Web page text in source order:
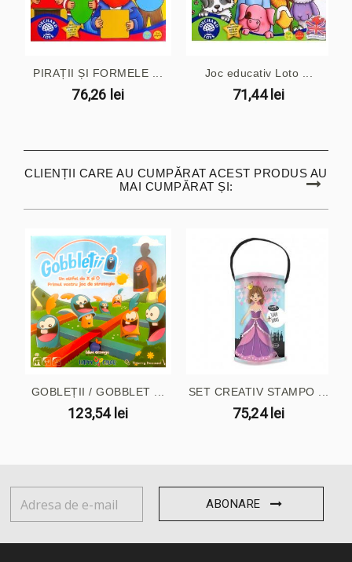
PIRAȚII ȘI FORMELE ...
76,26 lei
Joc educativ Loto ...
71,44 lei
CLIENȚII CARE AU CUMPĂRAT ACEST PRODUS AU
MAI CUMPĂRAT ȘI:
GOBLEȚII / GOBBLET ...
123,54 lei
SET CREATIV STAMPO ...
75,24 lei
ABONARE